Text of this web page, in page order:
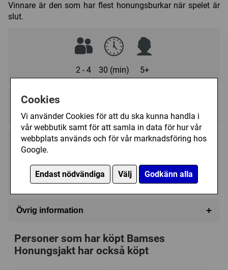
Cookies
Vi använder Cookies för att du ska kunna handla i
vår webbutik samt för att samla in data för hur vår
webbplats används och för vår marknadsföring hos
Google.
Endast nödvändiga Välj Godkänn alla
Vinnare är den som har flest honungsburkar när spelet är
slut.
2 - 4 30 (min) 5+
★★★★★★★★★★
★★★★★★★★★★
319 kr
I lager, leveranstid 1-3 vardagar
Övrig information +
Serie: Årets Barnspel
Kategori:
Tärning
Personer som har köpt Bamses
Honungsjakt har också köpt